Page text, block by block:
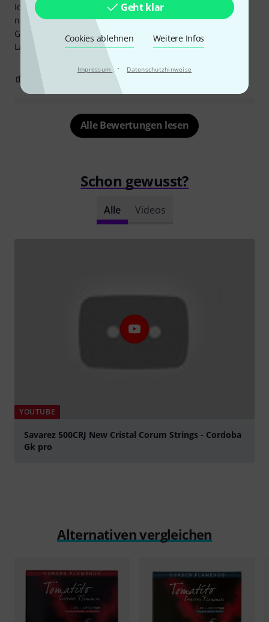
Geht klar
Cookies ablehnen Weitere Infos
Impressum · Datenschutzhinweise
Ich spiele diese Saiten täglich bis zu drei Stunden. Selbst
nach einigen Wochen bleibt der Klang auf der Flamenco-
Gitarre erstaunlich frisch und lebendig. Auch die
Langlebigkeit überzeugt durchaus.
BEWERTUNG MELDEN
Alle Bewertungen lesen
Schon gewusst?
Alle Videos
YOUTUBE
Savarez 500CRJ New Cristal Corum Strings - Cordoba
Gk pro
Alternativen vergleichen